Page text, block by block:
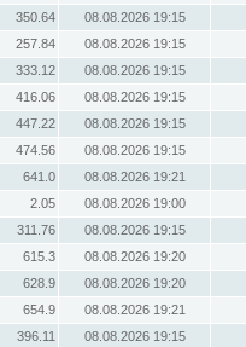
350.64
08.08.2026 19:15
257.84
08.08.2026 19:15
333.12
08.08.2026 19:15
416.06
08.08.2026 19:15
447.22
08.08.2026 19:15
474.56
08.08.2026 19:15
641.0
08.08.2026 19:21
2.05
08.08.2026 19:00
311.76
08.08.2026 19:15
615.3
08.08.2026 19:20
628.9
08.08.2026 19:20
654.9
08.08.2026 19:21
396.11 08.08.2026 19:15